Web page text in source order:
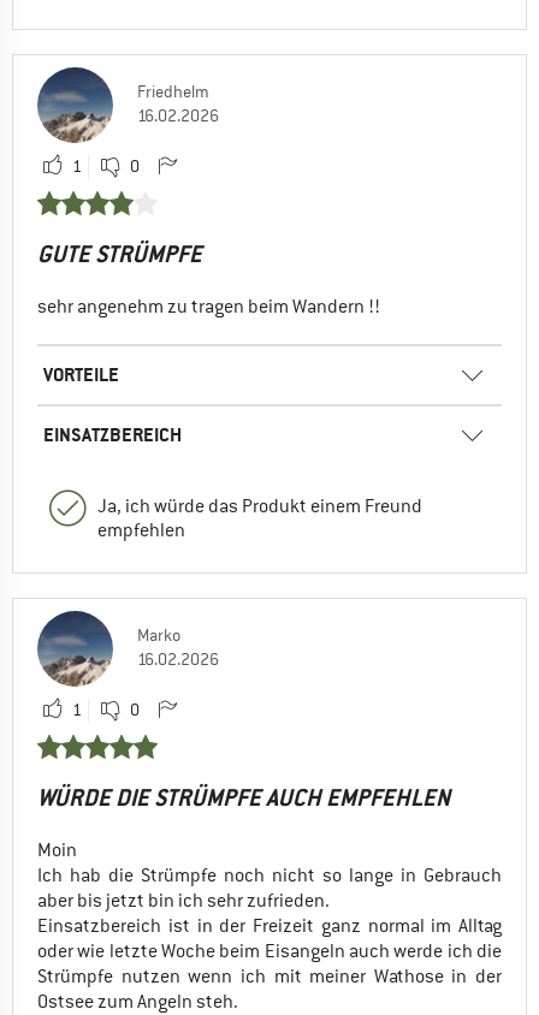
Friedhelm
16.02.2026
1 0
GUTE STRÜMPFE
sehr angenehm zu tragen beim Wandern !!
VORTEILE
EINSATZBEREICH
Ja, ich würde das Produkt einem Freund
empfehlen
Marko
16.02.2026
1 0
WÜRDE DIE STRÜMPFE AUCH EMPFEHLEN
Moin
Ich hab die Strümpfe noch nicht so lange in Gebrauch
aber bis jetzt bin ich sehr zufrieden.
Einsatzbereich ist in der Freizeit ganz normal im Alltag
oder wie letzte Woche beim Eisangeln auch werde ich die
Strümpfe nutzen wenn ich mit meiner Wathose in der
Ostsee zum Angeln steh.